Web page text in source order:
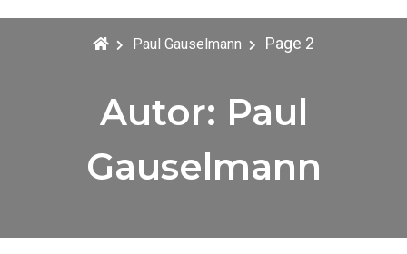
Paul Gauselmann Page 2
Autor: Paul
Gauselmann